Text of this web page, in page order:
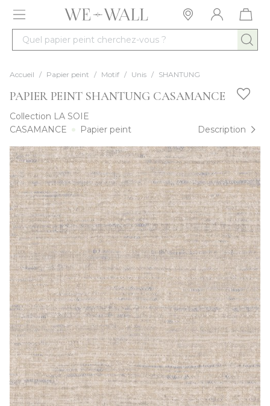
Allez au contenu
Quel papier peint cherchez-vous ?
Accueil / Papier peint / Motif / Unis / SHANTUNG
PAPIER PEINT SHANTUNG CASAMANCE
Collection LA SOIE
CASAMANCE
Papier peint Description